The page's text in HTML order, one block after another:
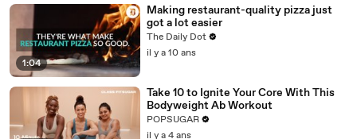
1:04
Making restaurant-quality pizza just
got a lot easier
The Daily Dot
il y a 10 ans
Take 10 to Ignite Your Core With This
Bodyweight Ab Workout
POPSUGAR
il y a 4 ans